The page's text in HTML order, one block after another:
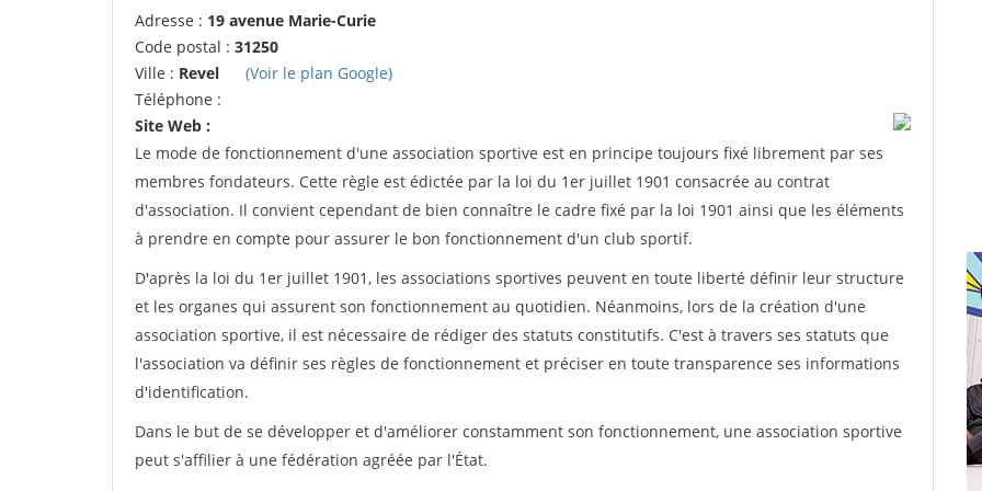
Adresse : 19 avenue Marie-Curie
Code postal : 31250
Ville : Revel
(Voir le plan Google)
Téléphone :
Site Web :
Le mode de fonctionnement d'une association sportive est en principe toujours fixé librement par ses
membres fondateurs. Cette règle est édictée par la loi du 1er juillet 1901 consacrée au contrat
d'association. Il convient cependant de bien connaître le cadre fixé par la loi 1901 ainsi que les éléments
à prendre en compte pour assurer le bon fonctionnement d'un club sportif.
D'après la loi du 1er juillet 1901, les associations sportives peuvent en toute liberté définir leur structure
et les organes qui assurent son fonctionnement au quotidien. Néanmoins, lors de la création d'une
association sportive, il est nécessaire de rédiger des statuts constitutifs. C'est à travers ses statuts que
l'association va définir ses règles de fonctionnement et préciser en toute transparence ses informations
d'identification.
Dans le but de se développer et d'améliorer constamment son fonctionnement, une association sportive
peut s'affilier à une fédération agréée par l'État.